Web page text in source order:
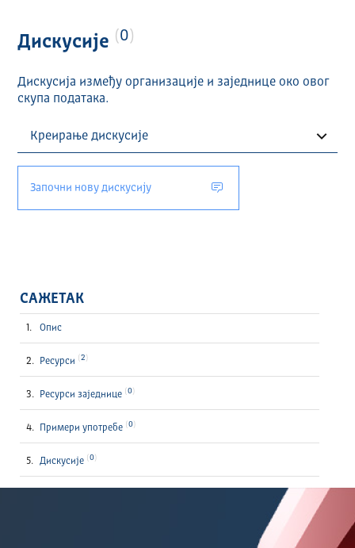
Дискусије 0
Дискусија између организације и заједнице око овог
скупа података.
Започни нову дискусију
САЖЕТАК
Опис
Ресурси 2
Ресурси заједнице 0
Примери употребе 0
Дискусије 0